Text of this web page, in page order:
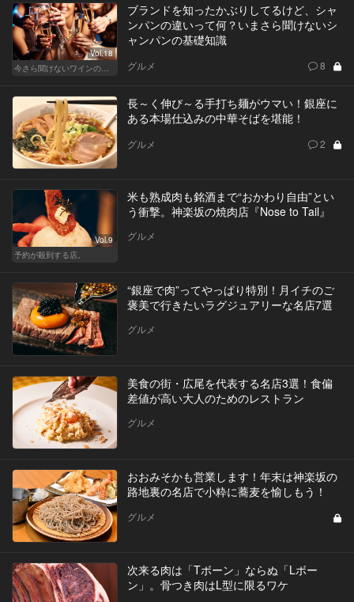
Vol.18
ブランドを知ったかぶりしてるけど、シャ
ンパンの違いって何？いまさら聞けないシ
ャンパンの基礎知識
グルメ 8
長～く伸び～る手打ち麺がウマい！銀座に
ある本場仕込みの中華そばを堪能！
グルメ 2
Vol.9
予約が殺到する店。
米も熟成肉も銘酒まで“おかわり自由”とい
う衝撃。神楽坂の焼肉店『Nose to Tail』
グルメ
“銀座で肉”ってやっぱり特別！月イチのご
褒美で行きたいラグジュアリーな名店7選
グルメ
美食の街・広尾を代表する名店3選！食偏
差値が高い大人のためのレストラン
グルメ
おおみそかも営業します！年末は神楽坂の
路地裏の名店で小粋に蕎麦を愉しもう！
グルメ
次来る肉は「Tボーン」ならぬ「Lボー
ン」。骨つき肉はL型に限るワケ